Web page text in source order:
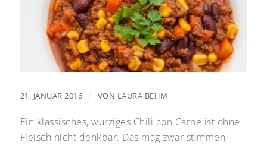
21. JANUAR 2016 / VON LAURA BEHM
Ein klassisches, würziges Chili con Carne ist ohne
Fleisch nicht denkbar. Das mag zwar stimmen,